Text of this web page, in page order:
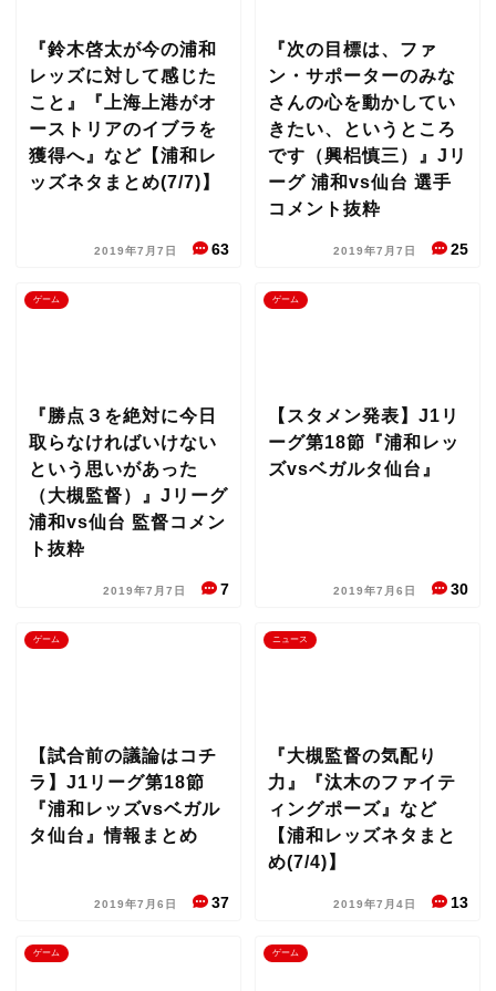
『鈴木啓太が今の浦和
レッズに対して感じた
こと』『上海上港がオ
ーストリアのイブラを
獲得へ』など【浦和レ
ッズネタまとめ(7/7)】
2019年7月7日 63
『次の目標は、ファ
ン・サポーターのみな
さんの心を動かしてい
きたい、というところ
です（興梠慎三）』Jリ
ーグ 浦和vs仙台 選手
コメント抜粋
2019年7月7日 25
ゲーム
『勝点３を絶対に今日
取らなければいけない
という思いがあった
（大槻監督）』Jリーグ
浦和vs仙台 監督コメン
ト抜粋
2019年7月7日 7
ゲーム
【スタメン発表】J1リ
ーグ第18節『浦和レッ
ズvsベガルタ仙台』
2019年7月6日 30
ゲーム
【試合前の議論はコチ
ラ】J1リーグ第18節
『浦和レッズvsベガル
タ仙台』情報まとめ
2019年7月6日 37
ニュース
『大槻監督の気配り
力』『汰木のファイテ
ィングポーズ』など
【浦和レッズネタまと
め(7/4)】
2019年7月4日 13
ゲーム ゲーム